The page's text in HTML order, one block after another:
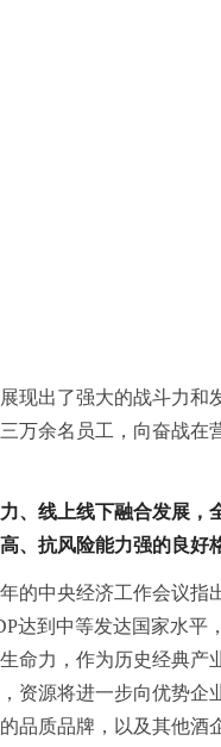
现出了强大的战斗力和
万余名员工，向奋战在
、线上线下融合发展，
、抗风险能力强的良好
的中央经济工作会议指
达到中等发达国家水平
命力，作为历史经典产
资源将进一步向优势企
品质品牌，以及其他酒